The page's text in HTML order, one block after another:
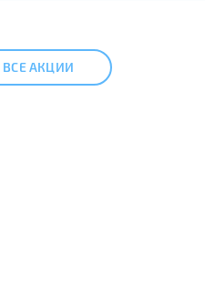
ВСЕ АКЦИИ